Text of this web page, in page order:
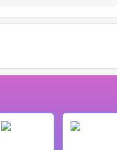
能都是免费的，可
手。
功能都为用户免费